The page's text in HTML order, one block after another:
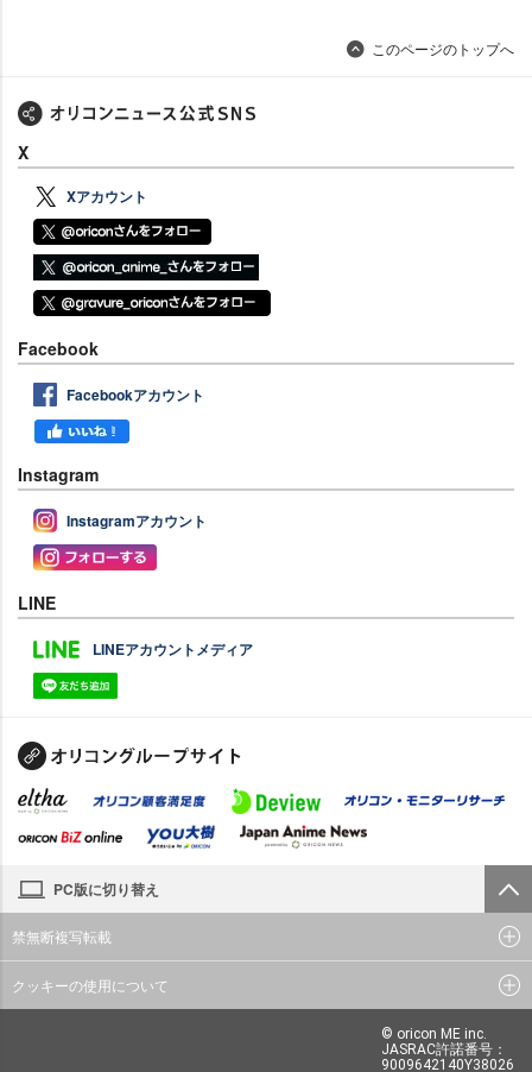
このページのトップへ
X
Xアカウント
Facebook
Facebookアカウント
Instagram
Instagramアカウント
LINE
LINEアカウントメディア
PC版に切り替え
禁無断複写転載
クッキーの使用について
© oricon ME inc.
JASRAC許諾番号：
9009642140Y38026